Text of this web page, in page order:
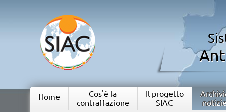
Home
Cos'è la
contraffazione
Il progetto
SIAC